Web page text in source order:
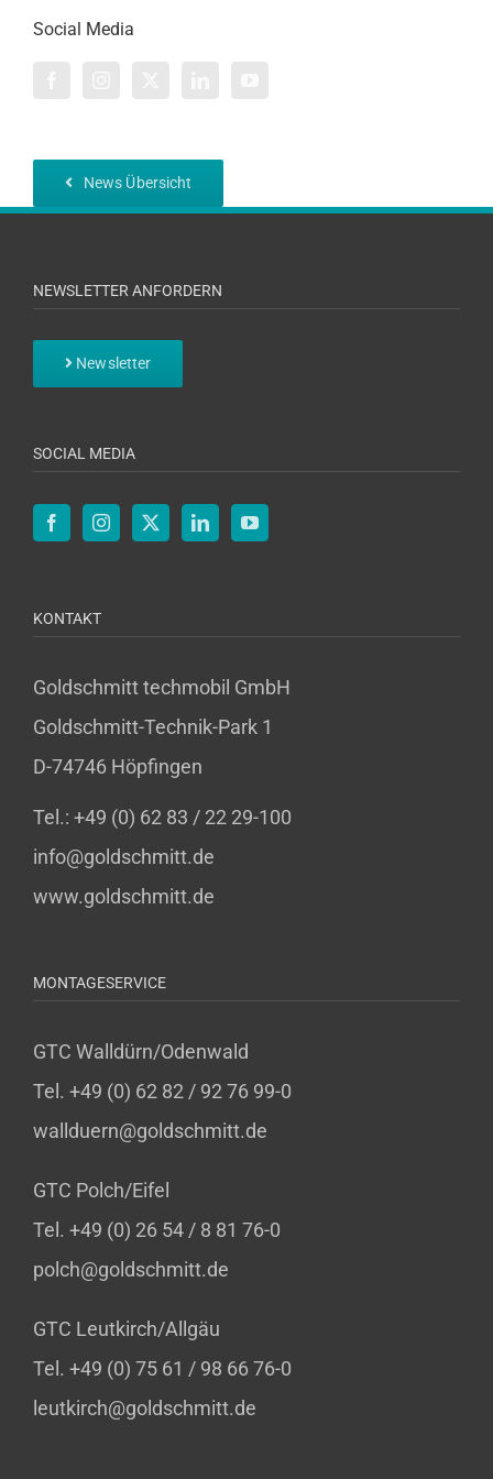
Social Media
News Übersicht
NEWSLETTER ANFORDERN
Newsletter
SOCIAL MEDIA
KONTAKT
Goldschmitt techmobil GmbH
Goldschmitt-Technik-Park 1
D-74746 Höpfingen
Tel.: +49 (0) 62 83 / 22 29-100
info@goldschmitt.de
www.goldschmitt.de
MONTAGESERVICE
GTC Walldürn/Odenwald
Tel. +49 (0) 62 82 / 92 76 99-0
wallduern@goldschmitt.de
GTC Polch/Eifel
Tel. +49 (0) 26 54 / 8 81 76-0
polch@goldschmitt.de
GTC Leutkirch/Allgäu
Tel. +49 (0) 75 61 / 98 66 76-0
leutkirch@goldschmitt.de